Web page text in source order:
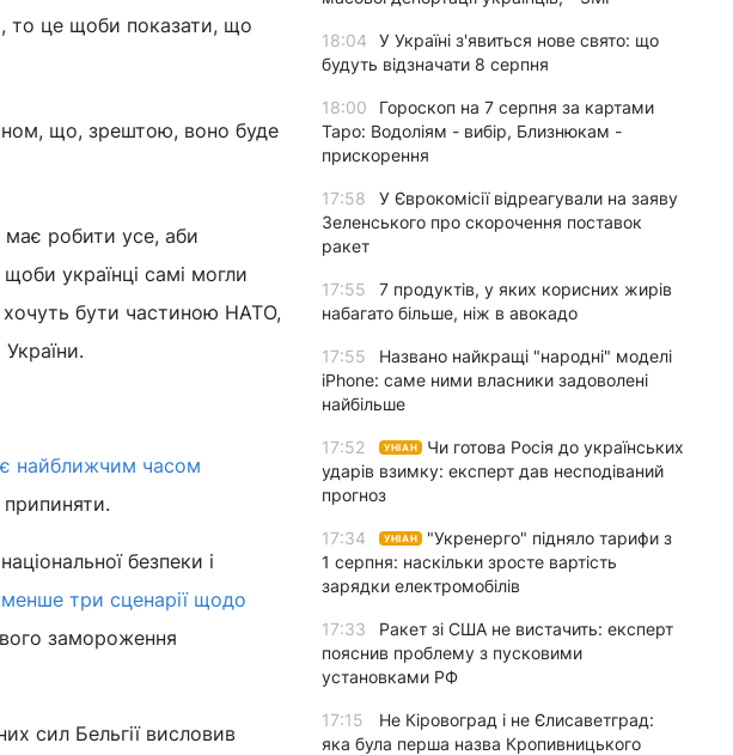
то це щоби показати, що
що, зрештою, воно буде
робити усе, аби
українці самі могли
бути частиною НАТО,
найближчим часом
припиняти.
безпеки і
три сценарії щодо
замороження
сил Бельгії висловив
18:04
У Україні з'явиться нове свято: що
будуть відзначати 8 серпня
18:00
Гороскоп на 7 серпня за картами
Таро: Водоліям - вибір, Близнюкам -
прискорення
17:58
У Єврокомісії відреагували на заяву
Зеленського про скорочення поставок
ракет
17:55
7 продуктів, у яких корисних жирів
набагато більше, ніж в авокадо
17:55
Названо найкращі "народні" моделі
iPhone: саме ними власники задоволені
найбільше
17:52 УНІАН
Чи готова Росія до українських
ударів взимку: експерт дав несподіваний
прогноз
17:34 УНІАН
"Укренерго" підняло тарифи з
1 серпня: наскільки зросте вартість
зарядки електромобілів
17:33
Ракет зі США не вистачить: експерт
пояснив проблему з пусковими
установками РФ
17:15
Не Кіровоград і не Єлисаветград:
яка була перша назва Кропивницького